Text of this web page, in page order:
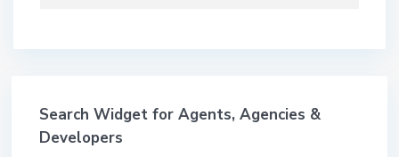
Search Widget for Agents, Agencies &
Developers